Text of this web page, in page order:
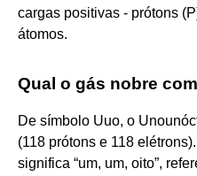
cargas positivas - prótons
átomos.
Qual o gás nobre
De símbolo Uuo, o
(118 prótons e 118
significa “um, um, oito”,